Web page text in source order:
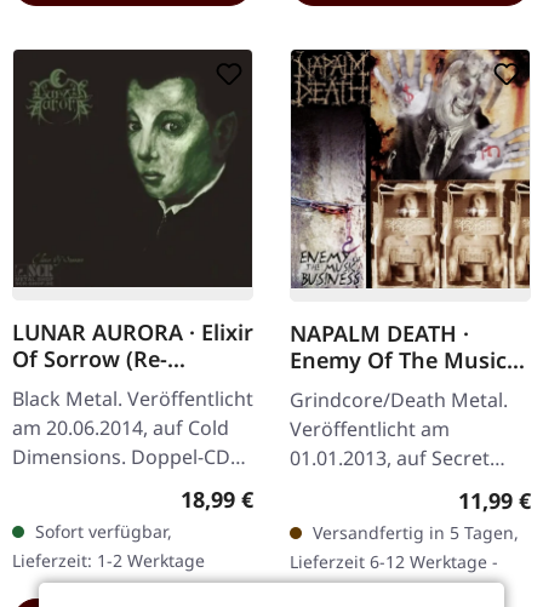
LUNAR AURORA · Elixir
Of Sorrow (Re-
Release) | DIGIPAK
2CD
Black Metal. Veröffentlicht
am 20.06.2014, auf Cold
Dimensions. Doppel-CD
im DigiPak. Die deutschen
Black Metal Meister Lunar
Aurora kehren mit…
Regulärer Preis:
18,99 €
Sofort verfügbar,
Lieferzeit: 1-2 Werktage
NAPALM DEATH ·
Enemy Of The Music
Business + Leaders
Not Followers | CD
Grindcore/Death Metal.
Veröffentlicht am
01.01.2013, auf Secret
Records. CD im Jewelcase,
enthält Bonus-Tracks von
der Leaders Not Followers
E.P. Als…
11,99 €
Versandfertig in 5 Tagen,
Lieferzeit 6-12 Werktage -